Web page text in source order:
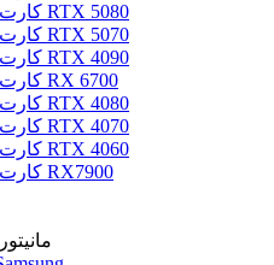
کارت گرافیک RTX 5080
کارت گرافیک RTX 5070
کارت گرافیک RTX 4090
کارت گرافیک RX 6700
کارت گرافیک RTX 4080
کارت گرافیک RTX 4070
کارت گرافیک RTX 4060
کارت گرافیک RX7900